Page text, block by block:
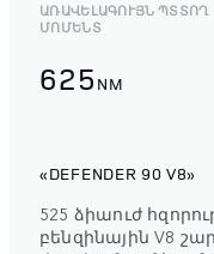
ԱՌԱՎԵԼԱԳՈՒՅՆ ՊՏՏՈՂ
ՄՈՄԵՆՏ
625 NM
«DEFENDER 90 V8»
525 ձիաուժ
բենզինային V8